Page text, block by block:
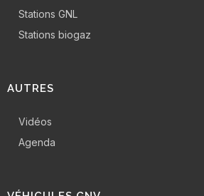
Stations GNL
Stations biogaz
AUTRES
Vidéos
Agenda